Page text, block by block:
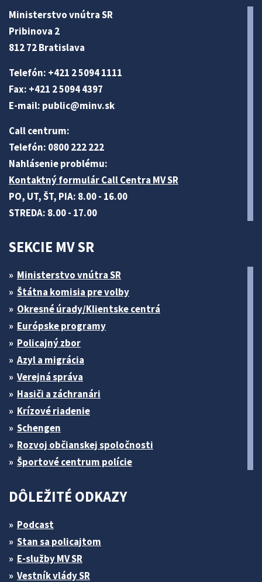
Ministerstvo vnútra SR
Pribinova 2
812 72 Bratislava
Telefón: +421 2 5094 1111
Fax: +421 2 5094 4397
E-mail: public@minv.sk
Call centrum:
Telefón: 0800 222 222
Nahlásenie problému:
Kontaktný formulár Call Centra MV SR
PO, UT, ŠT, PIA: 8.00 - 16.00
STREDA: 8.00 - 17.00
SEKCIE MV SR
Ministerstvo vnútra SR
Štátna komisia pre volby
Okresné úrady/Klientske centrá
Európske programy
Policajný zbor
Azyl a migrácia
Verejná správa
Hasiči a záchranári
Krízové riadenie
Schengen
Rozvoj občianskej spoločnosti
Športové centrum polície
DÔLEŽITÉ ODKAZY
Podcast
Stan sa policajtom
E-služby MV SR
Vestník vlády SR